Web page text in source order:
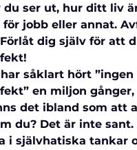
du ser ut, hur ditt liv
för jobb eller annat.
Förlåt dig själv för att
såklart hört ”ingen
en miljon
det ibland som att
du? Det är inte
i självhatiska tankar